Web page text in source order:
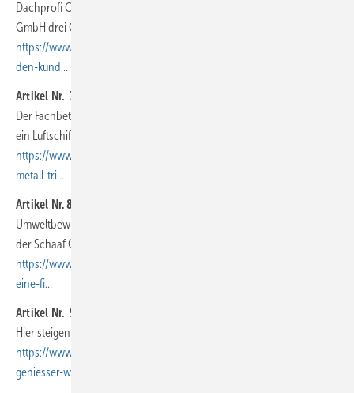
Dachprofi Christian Hanisch vereint im Team der Arlt & Hanisch
GmbH drei Gewerke die unbedingt zum Dachhandwerk gehören
https://www.baumetall.de/dach-wand/wir-sind-die-kuemmerer-fuer-
den-kund…
Artikel Nr. 7
Der Fachbetrieb B. Schlichter GmbH & Co. KG hat eine riesige Halle für
ein Luftschiff (mit)gebaut
https://www.baumetall.de/dach-wand/luftschiffhangar-muelheim-
metall-tri…
Artikel Nr. 8
Umweltbewusstes Bauen aus einer Hand ist für die Dachhandwerker
der Schaaf GmbH selbstverständlich
https://www.baumetall.de/dach-wand/nachhaltigkeit-aus-stuttgart-
eine-fi…
Artikel Nr. 9
Hier steigen Sie einem BBQ-Restaurant aufs Dach
https://www.baumetall.de/dach-wand/dachhandwerk-fuer-
geniesser-well-done